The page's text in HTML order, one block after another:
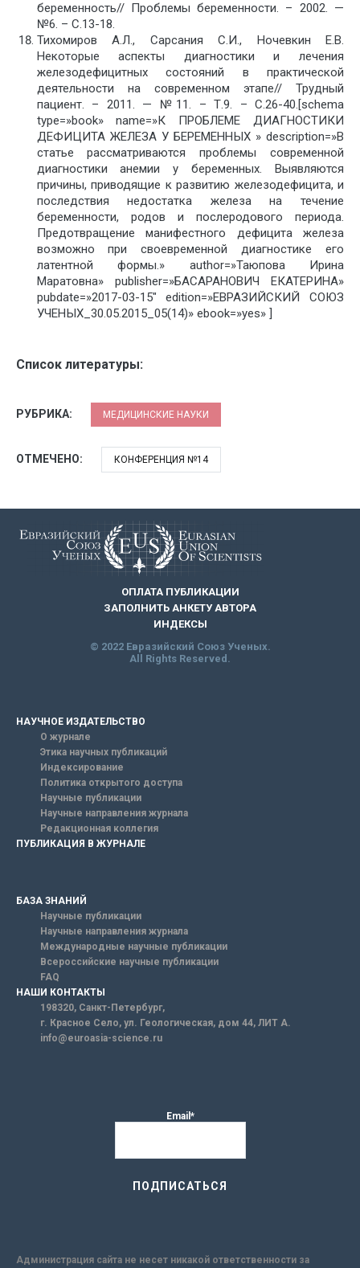
беременность// Проблемы беременности. – 2002. —
№6. – С.13-18.
Тихомиров А.Л., Сарсания С.И., Ночевкин Е.В.
Некоторые аспекты диагностики и лечения
железодефицитных состояний в практической
деятельности на современном этапе// Трудный
пациент. – 2011. — №11. – Т.9. – С.26-40.[schema
type=»book» name=»К ПРОБЛЕМЕ ДИАГНОСТИКИ
ДЕФИЦИТА ЖЕЛЕЗА У БЕРЕМЕННЫХ » description=»В
статье рассматриваются проблемы современной
диагностики анемии у беременных. Выявляются
причины, приводящие к развитию железодефицита, и
последствия недостатка железа на течение
беременности, родов и послеродового периода.
Предотвращение манифестного дефицита железа
возможно при своевременной диагностике его
латентной формы.» author=»Таюпова Ирина
Маратовна» publisher=»БАСАРАНОВИЧ ЕКАТЕРИНА»
pubdate=»2017-03-15″ edition=»ЕВРАЗИЙСКИЙ СОЮЗ
УЧЕНЫХ_30.05.2015_05(14)» ebook=»yes» ]
Список литературы:
РУБРИКА: МЕДИЦИНСКИЕ НАУКИ
ОТМЕЧЕНО: КОНФЕРЕНЦИЯ №14
ОПЛАТА ПУБЛИКАЦИИ
ЗАПОЛНИТЬ АНКЕТУ АВТОРА
ИНДЕКСЫ
© 2022 Евразийский Союз Ученых.
All Rights Reserved.
НАУЧНОЕ ИЗДАТЕЛЬСТВО
О журнале
Этика научных публикаций
Индексирование
Политика открытого доступа
Научные публикации
Научные направления журнала
Редакционная коллегия
ПУБЛИКАЦИЯ В ЖУРНАЛЕ
БАЗА ЗНАНИЙ
Научные публикации
Научные направления журнала
Международные научные публикации
Всероссийские научные публикации
FAQ
НАШИ КОНТАКТЫ
198320, Санкт-Петербург,
г. Красное Село, ул. Геологическая, дом 44, ЛИТ А.
info@euroasia-science.ru
Email*
Администрация сайта не несет никакой ответственности за